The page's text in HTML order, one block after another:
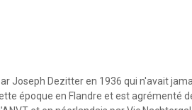
Joseph Dezitter en 1936 qui n'avait
époque en Flandre et est agrémenté